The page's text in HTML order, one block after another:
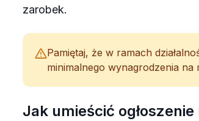
zarobek.
Pamiętaj, że w ramach
minimalnego wynagrodzenia na
Jak umieścić ogłoszenie